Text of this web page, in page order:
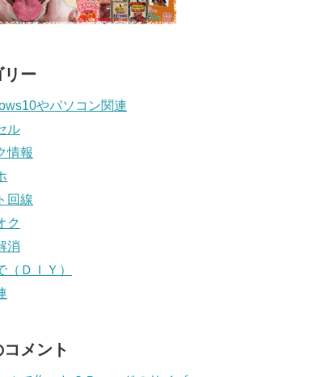
リー
やパソコン関連
ル
情報
回線
ク
消
（ＤＩＹ）
メント